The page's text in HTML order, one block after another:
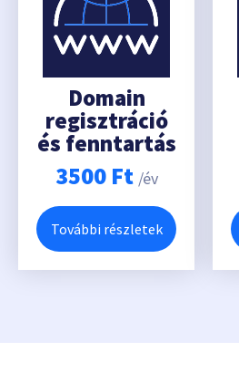
Domain
regisztráció
és fenntartás
3500 Ft /év
További részletek